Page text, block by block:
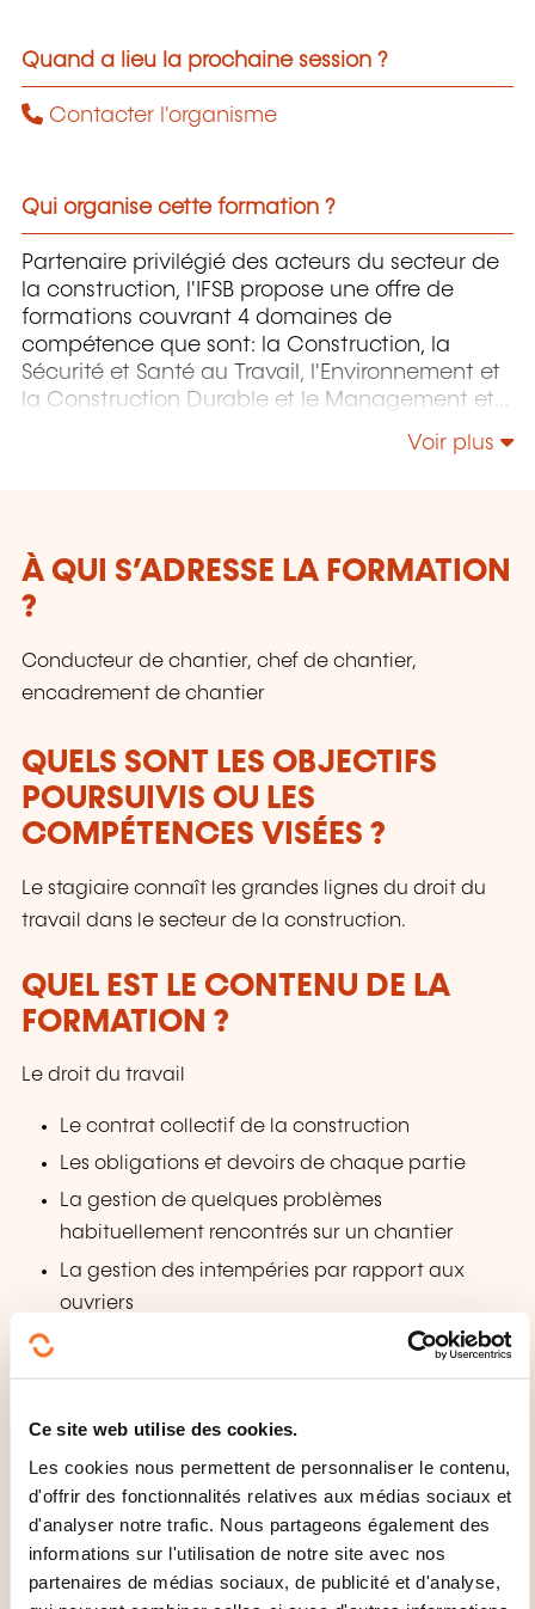
Ce site web utilise des cookies.
Les cookies nous permettent de personnaliser le contenu,
d'offrir des fonctionnalités relatives aux médias sociaux et
d'analyser notre trafic. Nous partageons également des
informations sur l'utilisation de notre site avec nos
partenaires de médias sociaux, de publicité et d'analyse,
Quand a lieu la prochaine session ?
Contacter l'organisme
Qui organise cette formation ?
Partenaire privilégié des acteurs du secteur de
la construction, l'IFSB propose une offre de
formations couvrant 4 domaines de
compétence que sont: la Construction, la
Sécurité et Santé au Travail, l'Environnement et
la Construction Durable et le Management et
Voir plus
À QUI S’ADRESSE LA FORMATION
?
Conducteur de chantier, chef de chantier,
encadrement de chantier
QUELS SONT LES OBJECTIFS
POURSUIVIS OU LES
COMPÉTENCES VISÉES ?
Le stagiaire connaît les grandes lignes du droit du
travail dans le secteur de la construction.
QUEL EST LE CONTENU DE LA
FORMATION ?
Le droit du travail
Le contrat collectif de la construction
Les obligations et devoirs de chaque partie
La gestion de quelques problèmes
habituellement rencontrés sur un chantier
La gestion des intempéries par rapport aux
ouvriers
Rôles des organismes de contrôle, contacts
COMMENT L’ÉVALUATION EST-
ELLE ORGANISÉE ?